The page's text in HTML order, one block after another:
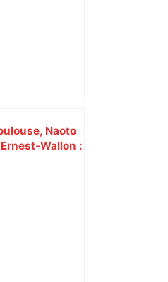
Naoto
Wallon :